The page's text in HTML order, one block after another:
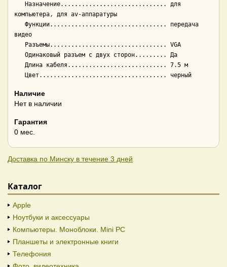
компьютера, для av-аппаратуры
видео
Наличие
Нет в наличии
Гарантия
0 мес.
Доставка по Минску в течение 3 дней
Каталог
Apple
Ноутбуки и аксессуары
Компьютеры. Моноблоки. Mini PC
Планшеты и электронные книги
Телефония